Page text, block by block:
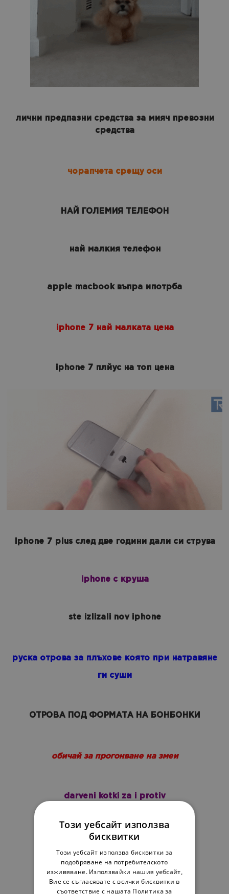
лични предпазни средства за мияч превозни
средства
чорапчета срещу оси
НАЙ ГОЛЕМИЯ ТЕЛЕФОН
най малкия телефон
apple macbook въпра ипотрба
iphone 7 най малката цена
iphone 7 плйус на топ цена
iphone 7 plus след две години дали си струва
iphone с круша
ste izlizali nov iphone
руска отрова за плъхове която при натравяне
ги суши
ОТРОВА ПОД ФОРМАТА НА БОНБОНКИ
обичай за прогонване на змеи
darveni kotki za i protiv
КОМАРНИК ПРОТИВ КОТКИ
храсти за прогонване на котки
Този уебсайт използва
бисквитки
Този уебсайт използва бисквитки за
подобряване на потребителското
изживяване. Използвайки нашия уебсайт,
Вие се съгласявате с всички бисквитки в
съответствие с нашата Политика за